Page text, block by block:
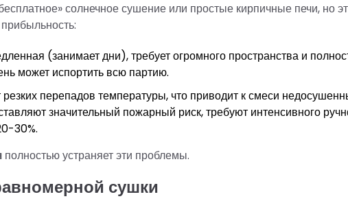
солнечное сушение или простые кирпичные печи, но
(занимает дни), требует огромного пространства и
может испортить всю партию.
перепадов температуры, что приводит к смеси
значительный пожарный риск, требуют интенсивного
30%.
полностью устраняет эти проблемы.
сушки